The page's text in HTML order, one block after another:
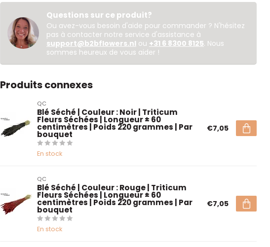
Questions sur ce produit?
Ou avez-vous besoin d'aide pour commander ? N'hésitez
pas à contacter notre service d'assistance à
support@b2bflowers.nl ou +31 6 8300 8125. Nous
sommes heureux de vous aider !
Produits connexes
QC
Blé Séché | Couleur : Noir | Triticum
Fleurs Séchées | Longueur ± 60
centimètres | Poids 220 grammes | Par
bouquet
En stock
€7,05
QC
Blé Séché | Couleur : Rouge | Triticum
Fleurs Séchées | Longueur ± 60
centimètres | Poids 220 grammes | Par
bouquet
En stock
€7,05